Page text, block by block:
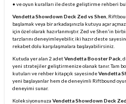
• ve oyun kuralları ile deste geliştirme rehberi
Vendetta Showdown Deck Zed vs Shen ,
başlamak veya bir arkadaşınızla kutuyu açar
için özel olarak hazırlanmıştır. Zed ve Shen'in
tarzlarını deneyimleyebilir, iki hazır deste
rekabet dolu karşılaşmalara başlayabilirsiniz.
Kutuda yer alan 2 adetVendetta Booster Pack ,
yeni stratejiler geliştirmenize olanak tanır. Tam
kutuları ve rehber kitapçık sayesindeVendetta
yeni başlayanlar hem de deneyimli Riftbound
deneyimi sunar.
Koleksiyonunuza Vendetta Showdown Deck